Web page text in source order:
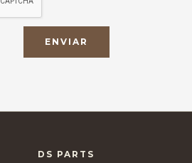
DS PARTS